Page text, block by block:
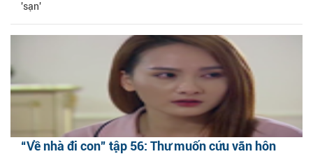
'sạn'
“Về nhà đi con” tập 56: Thư muốn cứu vãn hôn